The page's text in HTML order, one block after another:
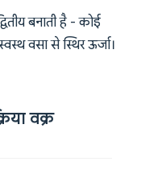
बनाती है - कोई
वसा से स्थिर ऊर्जा।
वक्र